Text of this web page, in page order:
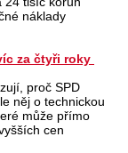
náklady
za čtyři roky
proč SPD
něj o technickou
může přímo
cen